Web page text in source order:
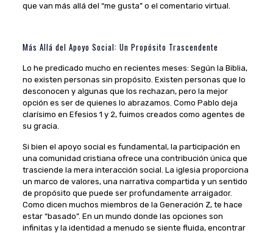
que van más allá del “me gusta” o el comentario virtual.
Más Allá del Apoyo Social: Un Propósito Trascendente
Lo he predicado mucho en recientes meses: Según la Biblia,
no existen personas sin propósito. Existen personas que lo
desconocen y algunas que los rechazan, pero la mejor
opción es ser de quienes lo abrazamos. Como Pablo deja
clarísimo en Efesios 1 y 2, fuimos creados como agentes de
su gracia.
Si bien el apoyo social es fundamental, la participación en
una comunidad cristiana ofrece una contribución única que
trasciende la mera interacción social. La iglesia proporciona
un marco de valores, una narrativa compartida y un sentido
de propósito que puede ser profundamente arraigador.
Como dicen muchos miembros de la Generación Z, te hace
estar “basado”. En un mundo donde las opciones son
infinitas y la identidad a menudo se siente fluida, encontrar